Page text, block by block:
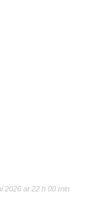
2026 at 22 h 00 min